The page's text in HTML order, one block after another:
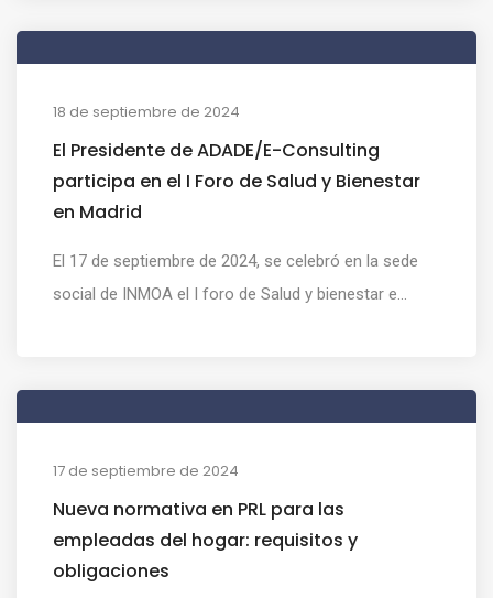
18 de septiembre de 2024
El Presidente de ADADE/E-Consulting
participa en el I Foro de Salud y Bienestar
en Madrid
El 17 de septiembre de 2024, se celebró en la sede
social de INMOA el I foro de Salud y bienestar e...
17 de septiembre de 2024
Nueva normativa en PRL para las
empleadas del hogar: requisitos y
obligaciones